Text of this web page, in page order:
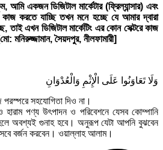
, আমি একজন ডিজিটাল মার্কেটার (ফ্রিল্যান্সার) এবং
করতে যাচ্ছি তখন মনে হচ্ছে যে আমার দ্বারা
তাই এখন ডিজিটাল মার্কেটিং এর কোন সেক্টরে কাজ
সৈয়দপুর, নীলফামারী]
وَلَا تَعَاوَنُوا عَلَى الْإِثْمِ وَالْعُدْوَانِ
সহযোগিতা দিও না।
হারাম পণ্য উৎপাদন ও পরিবেশনে যেসব কোম্পানি
অবশ্যই গুনাহ হবে। অনুরূপ যেটা আপনি বুঝবেন
বর্জন করবেন। ওয়াল্লাহ আলাম।